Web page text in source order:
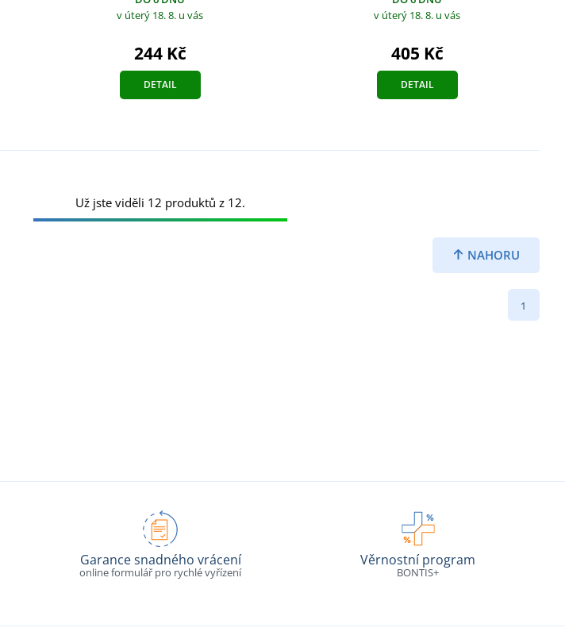
v úterý 18. 8. u vás
244 Kč
DETAIL
v úterý 18. 8. u vás
405 Kč
DETAIL
NAHORU
Už jste viděli 12 produktů z 12.
1
Garance snadného vrácení
online formulář pro rychlé vyřízení
Věrnostní program
BONTIS+